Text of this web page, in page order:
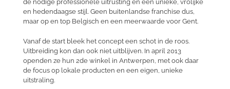
de nodige professionele uitrusting en een unieke, vrolijke
en hedendaagse stijl. Geen buitenlandse franchise dus,
maar op en top Belgisch en een meerwaarde voor Gent.
Vanaf de start bleek het concept een schot in de roos.
Uitbreiding kon dan ook niet uitblijven. In april 2013
openden ze hun 2de winkel in Antwerpen, met ook daar
de focus op lokale producten en een eigen, unieke
uitstraling.